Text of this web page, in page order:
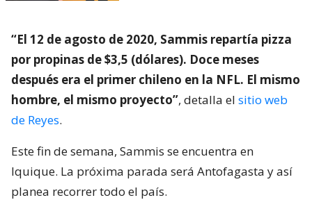
“El 12 de agosto de 2020, Sammis repartía pizza
por propinas de $3,5 (dólares). Doce meses
después era el primer chileno en la NFL. El mismo
hombre, el mismo proyecto”, detalla el sitio web
de Reyes.
Este fin de semana, Sammis se encuentra en
Iquique. La próxima parada será Antofagasta y así
planea recorrer todo el país.